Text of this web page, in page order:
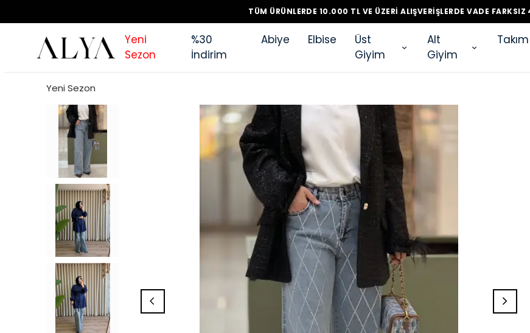
TÜM ÜRÜNLERDE 10.000 TL VE ÜZERI ALIŞVERIŞLERDE VADE
Yeni
Sezon
%30
İndirim
Abiye Elbise
Üst
Giyim
Alt
Giyim
Takım
Yeni Sezon